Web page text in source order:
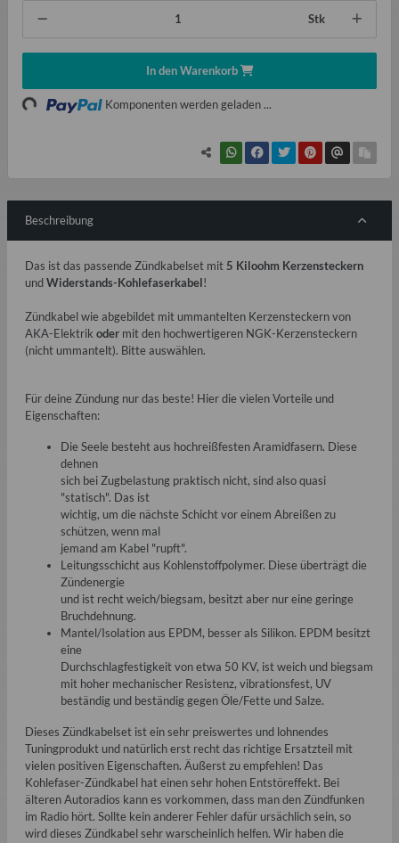
Stk
In den Warenkorb
Loading... Komponenten werden geladen ...
Beschreibung
Das ist das passende Zündkabelset mit 5 Kiloohm Kerzensteckern
undWiderstands-Kohlefaserkabel!
Zündkabel wie abgebildet mit ummantelten Kerzensteckern von
AKA-Elektrikoder mit den hochwertigeren NGK-Kerzensteckern
(nicht ummantelt). Bitte auswählen.
Für deine Zündung nur das beste! Hier die vielen Vorteile und
Eigenschaften:
Die Seele besteht aus hochreißfesten Aramidfasern. Diese
dehnen
sich bei Zugbelastung praktisch nicht, sind also quasi
"statisch". Das ist
wichtig, um die nächste Schicht vor einem Abreißen zu
schützen, wenn mal
jemand am Kabel "rupft".
Leitungsschicht aus Kohlenstoffpolymer. Diese überträgt die
Zündenergie
und ist recht weich/biegsam, besitzt aber nur eine geringe
Bruchdehnung.
Mantel/Isolation aus EPDM, besser als Silikon. EPDM besitzt
eine
Durchschlagfestigkeit von etwa 50 KV, ist weich und biegsam
mit hoher mechanischer Resistenz, vibrationsfest, UV
beständig und beständig gegen Öle/Fette und Salze.
Dieses Zündkabelset ist ein sehr preiswertes und lohnendes
Tuningprodukt und natürlich erst recht das richtige Ersatzteil mit
vielen positiven Eigenschaften. Äußerst zu empfehlen! Das
Kohlefaser-Zündkabel hat einen sehr hohen Entstöreffekt. Bei
älteren Autoradios kann es vorkommen, dass man den Zündfunken
im Radio hört. Sollte kein anderer Fehler dafür ursächlich sein, so
wird dieses Zündkabel sehr warscheinlich helfen. Wir haben die